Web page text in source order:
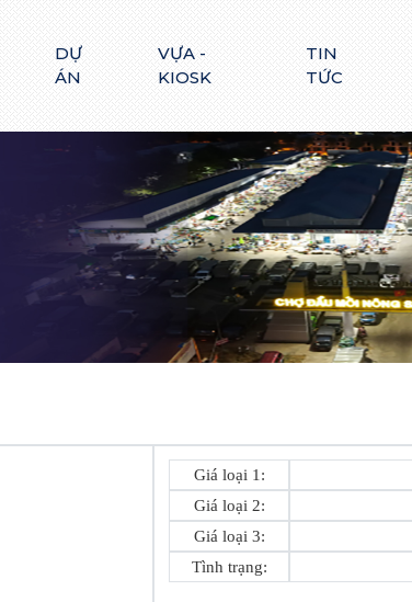
DỰ
ÁN
VỰA -
KIOSK
TIN
TỨC
Giá loại 1:
Giá loại 2:
Giá loại 3:
Tình trạng: